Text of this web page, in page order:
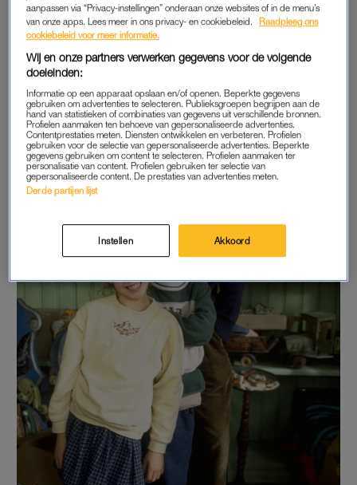
dezelfde studio opgenomen, dus ineens stond ik in het
‘Flodderdorp’. Het is gek om te zien dat alles wat je op tv ziet,
aanpassen via “Privacy-instellingen” onderaan onze websites of in de menu’s
van onze apps. Lees meer in ons privacy- en cookiebeleid.
Raadpleeg ons
cookiebeleid voor meer informatie.
Wij en onze partners verwerken gegevens voor de volgende
doeleinden:
Informatie op een apparaat opslaan en/of openen. Beperkte gegevens
gebruiken om advertenties te selecteren. Publieksgroepen begrijpen aan de
hand van statistieken of combinaties van gegevens uit verschillende bronnen.
Profielen aanmaken ten behoeve van gepersonaliseerde advertenties.
Contentprestaties meten. Diensten ontwikkelen en verbeteren. Profielen
gebruiken voor de selectie van gepersonaliseerde advertenties. Beperkte
gegevens gebruiken om content te selecteren. Profielen aanmaken ter
personalisatie van content. Profielen gebruiken ter selectie van
gepersonaliseerde content. De prestaties van advertenties meten.
Derde partijen lijst
Instellen Akkoord